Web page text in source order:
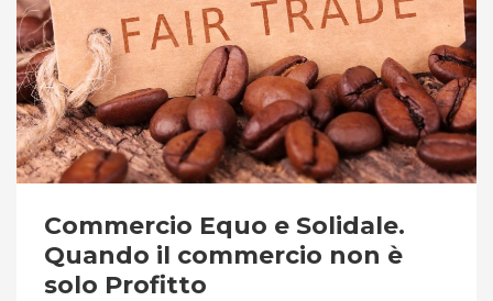
Commercio Equo e Solidale.
Quando il commercio non è
solo Profitto